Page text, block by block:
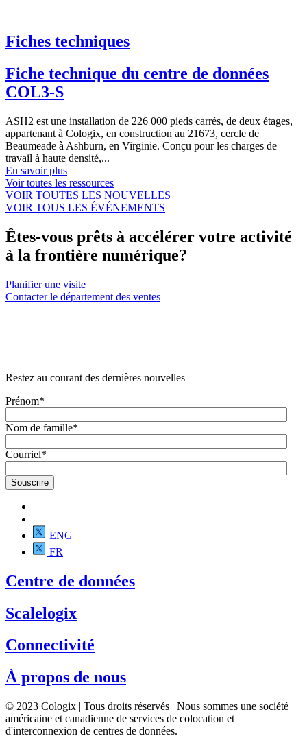
Fiches techniques
Fiche technique du centre de données
COL3-S
ASH2 est une installation de 226 000 pieds carrés, de deux étages,
appartenant à Cologix, en construction au 21673, cercle de
Beaumeade à Ashburn, en Virginie. Conçu pour les charges de
travail à haute densité,...
En savoir plus
Voir toutes les ressources
VOIR TOUTES LES NOUVELLES
VOIR TOUS LES ÉVÉNEMENTS
Êtes-vous prêts à accélérer votre activité
à la frontière numérique?
Planifier une visite
Contacter le département des ventes
Restez au courant des dernières nouvelles
Prénom*
Nom de famille*
Courriel*
ENG
FR
Centre de données
Scalelogix
Connectivité
À propos de nous
© 2023 Cologix | Tous droits réservés | Nous sommes une société
américaine et canadienne de services de colocation et
d'interconnexion de centres de données.